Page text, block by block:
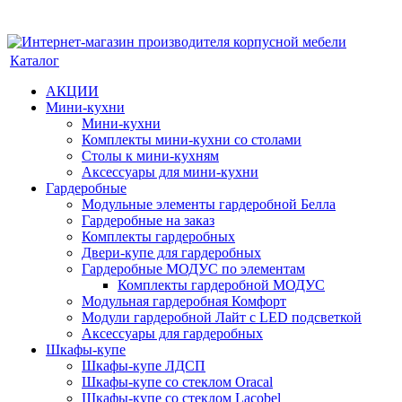
Каталог
АКЦИИ
Мини-кухни
Мини-кухни
Комплекты мини-кухни со столами
Столы к мини-кухням
Аксессуары для мини-кухни
Гардеробные
Модульные элементы гардеробной Белла
Гардеробные на заказ
Комплекты гардеробных
Двери-купе для гардеробных
Гардеробные МОДУС по элементам
Комплекты гардеробной МОДУС
Модульная гардеробная Комфорт
Модули гардеробной Лайт с LED подсветкой
Аксессуары для гардеробных
Шкафы-купе
Шкафы-купе ЛДСП
Шкафы-купе со стеклом Oracal
Шкафы-купе со стеклом Lacobel